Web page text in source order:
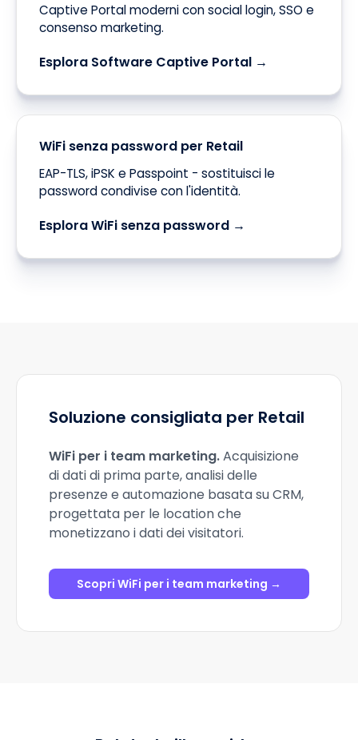
Captive Portal moderni con social login, SSO e
consenso marketing.
Esplora Software Captive Portal →
WiFi senza password per Retail
EAP-TLS, iPSK e Passpoint - sostituisci le
password condivise con l'identità.
Esplora WiFi senza password →
Soluzione consigliata per Retail
WiFi per i team marketing.Acquisizione
di dati di prima parte, analisi delle
presenze e automazione basata su CRM,
progettata per le location che
monetizzano i dati dei visitatori.
Scopri WiFi per i team marketing →